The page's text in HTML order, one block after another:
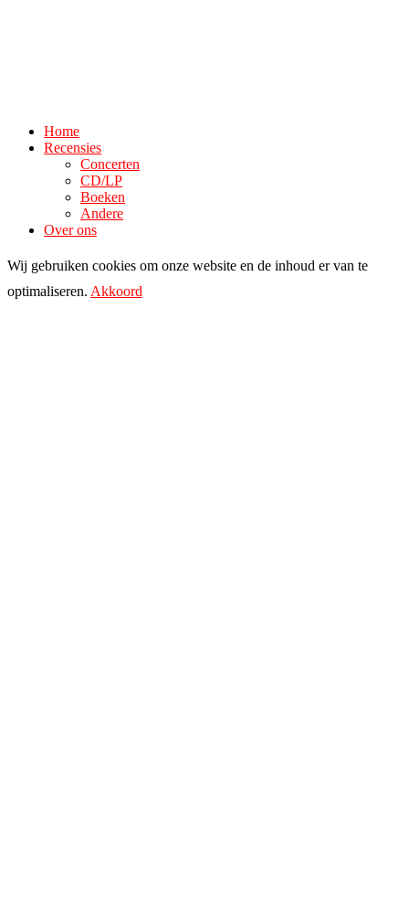
Home
Recensies
Concerten
CD/LP
Boeken
Andere
Over ons
Wij gebruiken cookies om onze website en de inhoud er van te
optimaliseren. Akkoord